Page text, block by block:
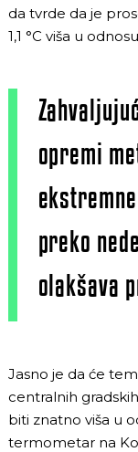
da tvrde da je
1,1 °C viša u
opremi
preko
olakšava
Jasno je da će
centralnih
biti znatno viša u
termometar na